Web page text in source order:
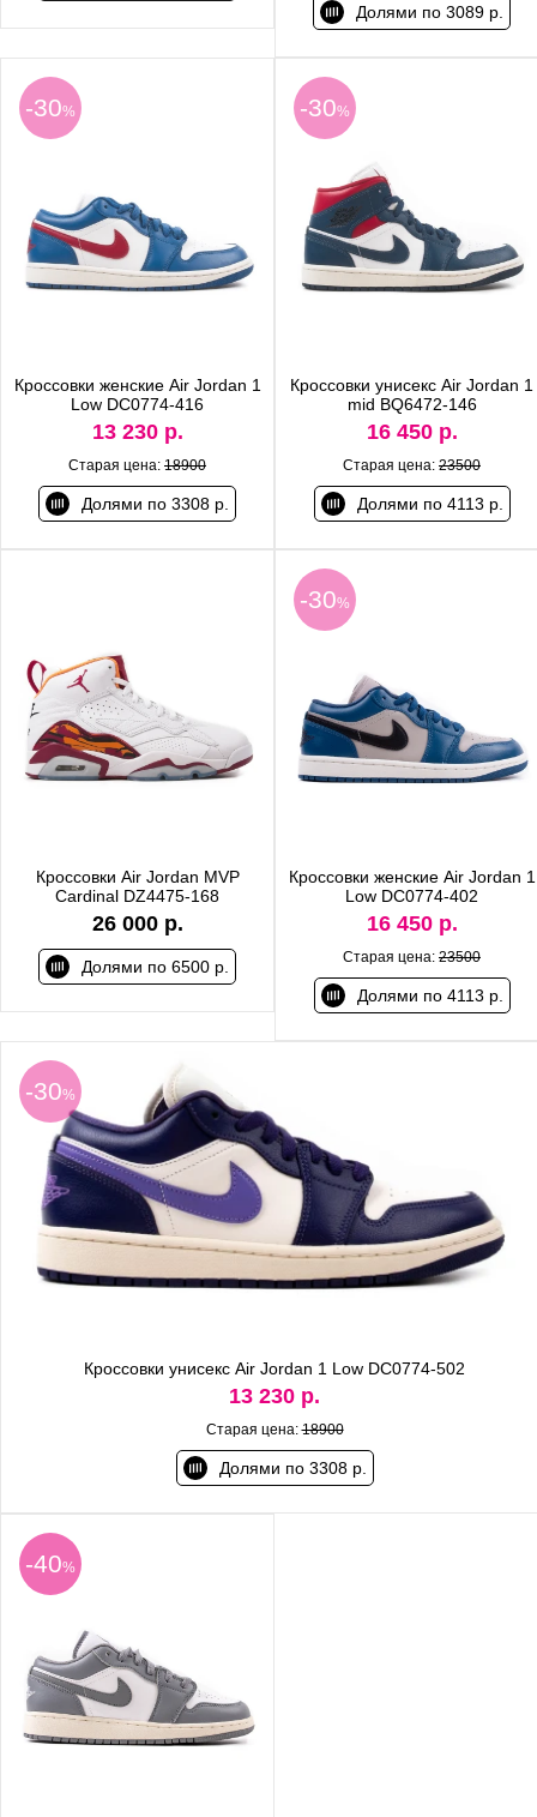
Долями по 3089 р.
-30%
Кроссовки женские Air Jordan 1
Low DC0774-416
13 230 р.
Старая цена: 18900
Долями по 3308 р.
-30%
Кроссовки унисекс Air Jordan 1
mid BQ6472-146
16 450 р.
Старая цена: 23500
Долями по 4113 р.
Кроссовки Air Jordan MVP
Cardinal DZ4475-168
26 000 р.
Долями по 6500 р.
-30%
Кроссовки женские Air Jordan 1
Low DC0774-402
16 450 р.
Старая цена: 23500
Долями по 4113 р.
-30%
Кроссовки унисекс Air Jordan 1 Low DC0774-502
13 230 р.
Старая цена:18900
Долями по 3308 р.
-40%